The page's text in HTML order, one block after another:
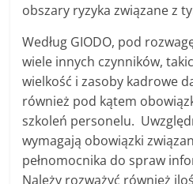
obszary ryzyka związane z
Według GIODO, pod
wiele innych czynników,
wielkość i zasoby kadrowe
również pod kątem
szkoleń personelu.
wymagają obowiązki
pełnomocnika do spraw
Należy rozważyć również